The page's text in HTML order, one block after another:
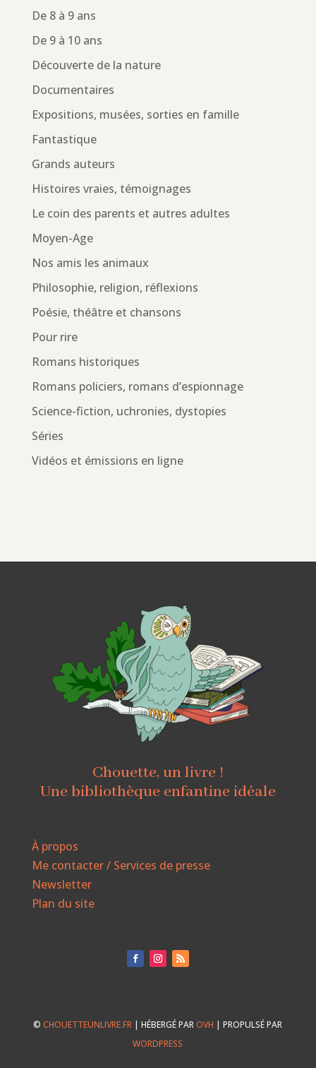
De 8 à 9 ans
De 9 à 10 ans
Découverte de la nature
Documentaires
Expositions, musées, sorties en famille
Fantastique
Grands auteurs
Histoires vraies, témoignages
Le coin des parents et autres adultes
Moyen-Age
Nos amis les animaux
Philosophie, religion, réflexions
Poésie, théâtre et chansons
Pour rire
Romans historiques
Romans policiers, romans d’espionnage
Science-fiction, uchronies, dystopies
Séries
Vidéos et émissions en ligne
Chouette, un livre !
Une bibliothèque enfantine idéale
À propos
Me contacter / Services de presse
Newsletter
Plan du site
©CHOUETTEUNLIVRE.FR | HÉBERGÉ PAROVH | PROPULSÉ PAR
WORDPRESS